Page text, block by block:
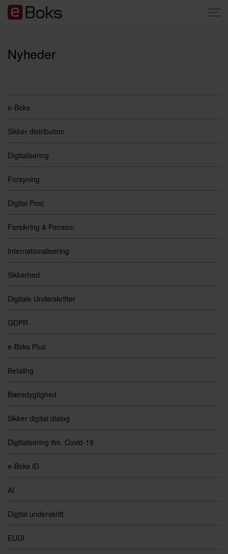
Nyheder
e-Boks
Sikker distribution
Digitalisering
Forsyning
Digital Post
Forsikring & Pension
Internationalisering
Sikkerhed
Digitale Underskrifter
GDPR
e-Boks Plus
Betaling
Bæredygtighed
Sikker digital dialog
Digitalisering ifm. Covid-19
e-Boks ID
AI
Digital underskrift
EUDI